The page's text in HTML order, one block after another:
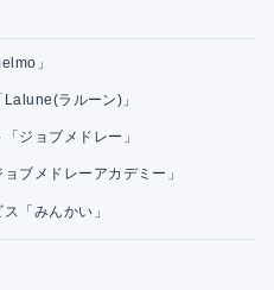
」
ラルーン)」
ジョブメドレー」
ブメドレーアカデミー」
「みんかい」